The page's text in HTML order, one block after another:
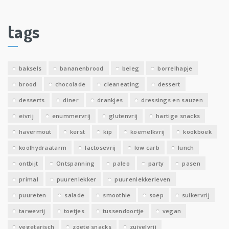
e
v
tags
baksels bananenbrood beleg borrelhapje
brood chocolade cleaneating dessert
desserts diner drankjes dressings en sauzen
eivrij enummervrij glutenvrij hartige snacks
havermout kerst kip koemelkvrij kookboek
koolhydraatarm lactosevrij low carb lunch
ontbijt Ontspanning paleo party pasen
primal puurenlekker puurenlekkerleven
puureten salade smoothie soep suikervrij
tarwevrij toetjes tussendoortje vegan
vegetarisch zoete snacks zuivelvrij